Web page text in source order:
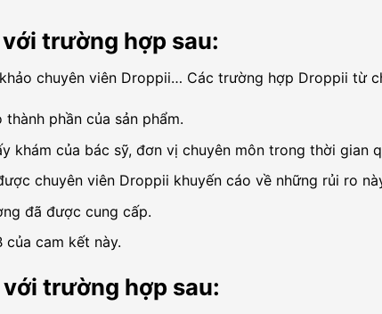
trường hợp sau:
chuyên viên Droppii… Các trường hợp Droppii từ
phần của sản phẩm.
khám của bác sỹ, đơn vị chuyên môn trong thời gian
chuyên viên Droppii khuyến cáo về những rủi ro
đã được cung cấp.
cam kết này.
trường hợp sau: